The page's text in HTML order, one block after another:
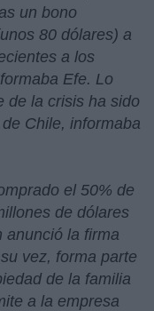
un bono
80 dólares) a
a los
Efe. Lo
de la crisis ha sido
Chile, informaba
el 50% de
de dólares
anunció la firma
vez, forma parte
de la familia
a la empresa